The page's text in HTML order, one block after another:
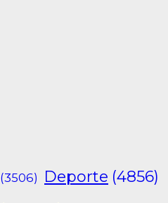
(3506) Deporte (4856)